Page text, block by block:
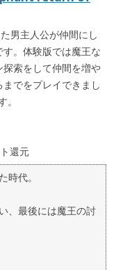
男主人公が仲間にし
。体験版では魔王な
索をして仲間を増や
でをプレイできまし
還元
時代。
、最後には魔王の討